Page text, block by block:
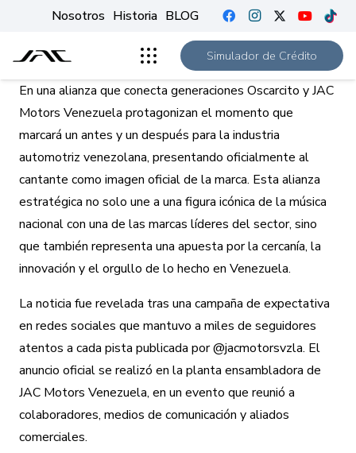
Nosotros Historia BLOG
Simulador de Crédito
En una alianza que conecta generaciones Oscarcito y JAC
Motors Venezuela protagonizan el momento que
marcará un antes y un después para la industria
automotriz venezolana, presentando oficialmente al
cantante como imagen oficial de la marca. Esta alianza
estratégica no solo une a una figura icónica de la música
nacional con una de las marcas líderes del sector, sino
que también representa una apuesta por la cercanía, la
innovación y el orgullo de lo hecho en Venezuela.
La noticia fue revelada tras una campaña de expectativa
en redes sociales que mantuvo a miles de seguidores
atentos a cada pista publicada por @jacmotorsvzla. El
anuncio oficial se realizó en la planta ensambladora de
JAC Motors Venezuela, en un evento que reunió a
colaboradores, medios de comunicación y aliados
comerciales.